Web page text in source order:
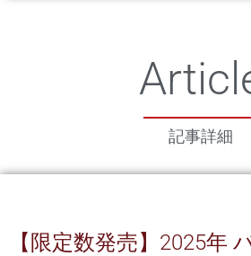
記事詳細
【限定数発売】2025年